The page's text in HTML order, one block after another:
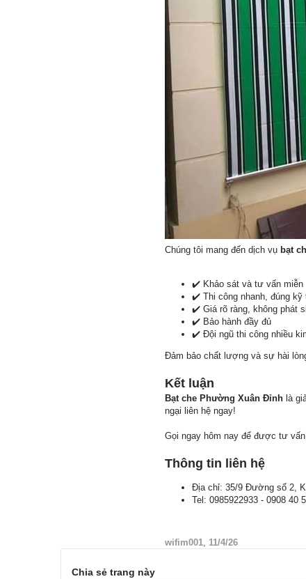
Chúng tôi mang đến dịch vụ bạt
✔️ Khảo sát và tư vấn miễn
✔️ Thi công nhanh, đúng kỹ
✔️ Giá rõ ràng, không phát
✔️ Bảo hành đầy đủ
✔️ Đội ngũ thi công nhiều
Đảm bảo chất lượng và sự hài
Kết luận
Bạt che Phường Xuân Đỉnh là
ngại liên hệ ngay!
Gọi ngay hôm nay để được tư
Thông tin liên hệ
Địa chỉ: 35/9 Đường số 2,
Tel: 0985922933 - 0908 40
wifim001, 11/4/26
Chia sẻ trang này